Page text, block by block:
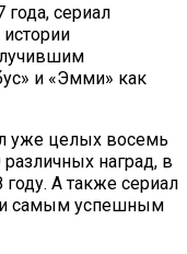
сериал
и «Эмми» как
уже целых восемь
наград, в
А также сериал
и самым успешным